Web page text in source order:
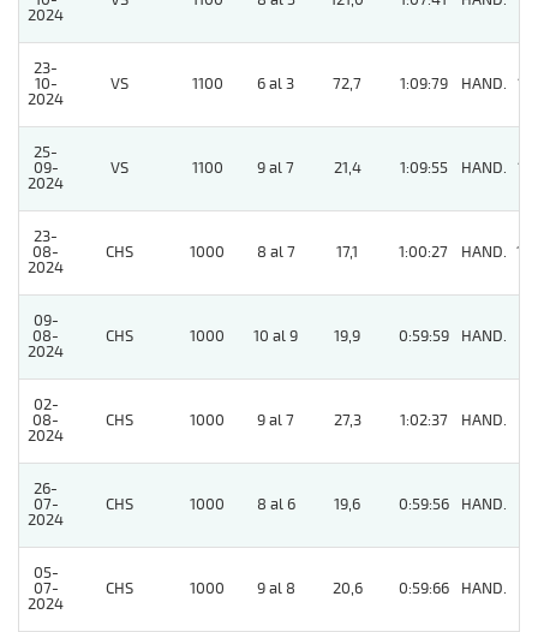
2024
23-
10-
2024
VS 1100 6 al 3 72,7 1:09:79 HAND. 13
25-
09-
2024
VS 1100 9 al 7 21,4 1:09:55 HAND. 12
23-
08-
2024
CHS 1000 8 al 7 17,1 1:00:27 HAND. 14
09-
08-
2024
CHS 1000 10 al 9 19,9 0:59:59 HAND.
02-
08-
2024
CHS 1000 9 al 7 27,3 1:02:37 HAND.
26-
07-
2024
CHS 1000 8 al 6 19,6 0:59:56 HAND.
05-
07-
2024
CHS 1000 9 al 8 20,6 0:59:66 HAND.